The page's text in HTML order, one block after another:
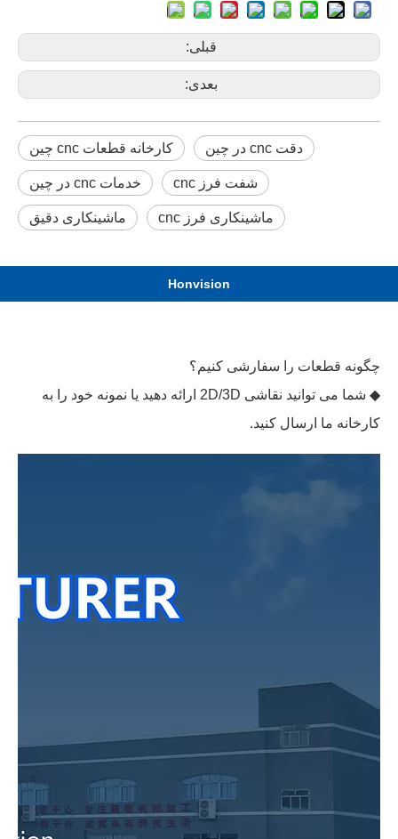
قبلی:
بعدی:
کارخانه قطعات cnc چین دقت cnc در چین
خدمات cnc در چین شفت فرز cnc
ماشینکاری دقیق ماشینکاری فرز cnc
Honvision
چگونه قطعات را سفارشی کنیم؟
◆ شما می توانید نقاشی 2D/3D ارائه دهید یا نمونه خود را به
کارخانه ما ارسال کنید.